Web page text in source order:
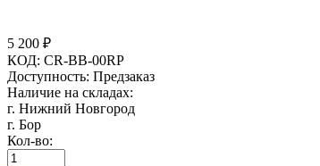
5 200 ₽
КОД: CR-BB-00RP
Доступность: Предзаказ
Наличие на складах:
г. Нижний Новгород
г. Бор
Кол-во: